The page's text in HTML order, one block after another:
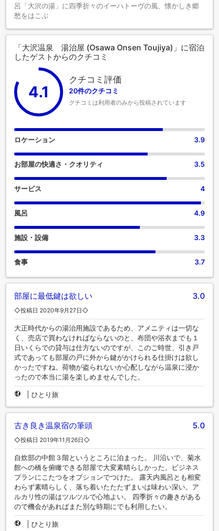
呂「大沢の湯」に四季折々のイーハトーヴの風、懐かしき郷
愁をはこぶ
「大沢温泉 湯治屋 (Osawa Onsen Toujiya)」に宿泊
したゲストからのクチコミ
4.1
クチコミ評価
20件のクチコミ
クチコミは利用者のみから投稿されています
ロケーション 3.9
お部屋の快適さ・クオリティ 3.5
サービス 4
風呂 4.9
施設・設備 3.3
食事 3.7
部屋に最低鍵は欲しい 3.0
◇投稿日 2020年9月27日◇
大正時代からの湯治用施設であるため、アメニティは一切な
く、売店で買わなければならないのと、布団や浴衣までも１
日いくらでの貸与は仕方ないのですが、このご時世、引き戸
式であっても部屋の戸に外から鍵がかけられる仕掛けは欲し
かったですね。荷物が盗られないか心配しながら温泉に浸か
ったので本当に湯を楽しめませんでした。
ひとり旅
古き良き温泉宿の筆頭 5.0
◇投稿日 2019年11月26日◇
自炊部の中館３階というところに泊まった。 川沿いで、菊水
館への橋を俯瞰できる部屋で大変素晴らしかった。ビジネス
プランにこたつをオプションでつけた。 露天内風呂とも相変
わらず素晴らしく、落ち着いたたたずまいは味わい深い。ア
ルカリ性の湯はツルツルで心地よい。 四季折々の趣きがある
ので機会があればまた別な時期にでも利用したい。
ひとり旅